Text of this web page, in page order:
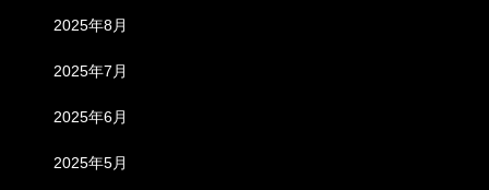
2025年8月
2025年7月
2025年6月
2025年5月